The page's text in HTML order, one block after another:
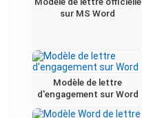
sur MS Word
Modèle de lettre
d'engagement sur Word